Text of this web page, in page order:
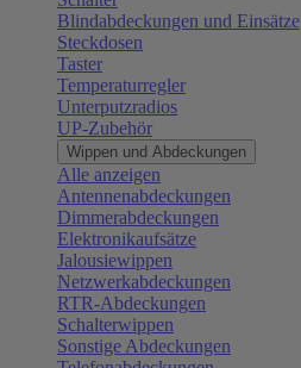
Blindabdeckungen und Einsätze
Steckdosen
Taster
Temperaturregler
Unterputzradios
UP-Zubehör
Wippen und Abdeckungen
Alle anzeigen
Antennenabdeckungen
Dimmerabdeckungen
Elektronikaufsätze
Jalousiewippen
Netzwerkabdeckungen
RTR-Abdeckungen
Schalterwippen
Sonstige Abdeckungen